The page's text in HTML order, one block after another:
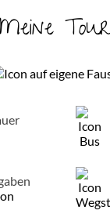
Meine Tour